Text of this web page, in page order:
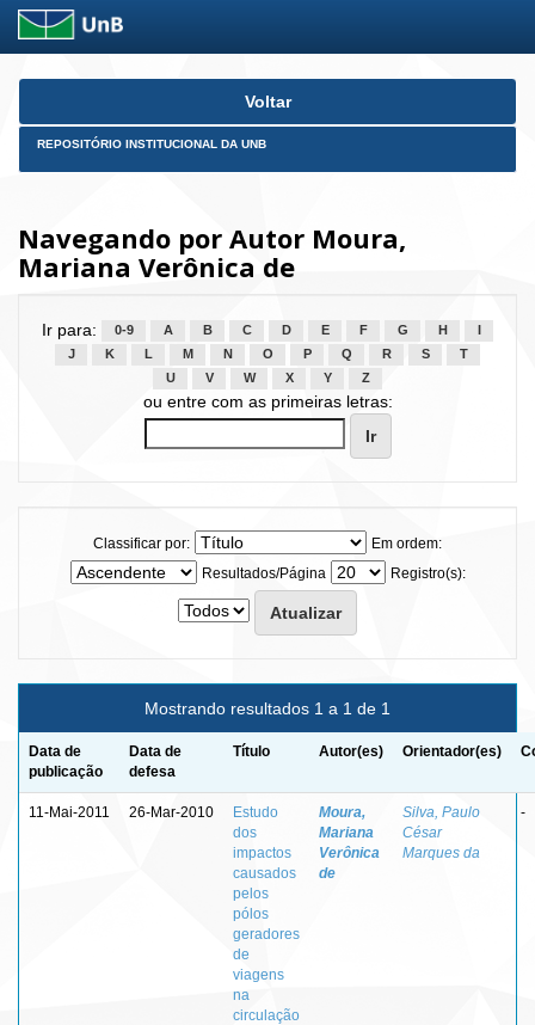
Skip
Voltar
REPOSITÓRIO INSTITUCIONAL DA UNB
Navegando por Autor Moura,
Mariana Verônica de
Ir para: 0-9 A B C D E F G H
J
K L M N O P Q R S
T
U
V W X Y Z
ou entre com as primeiras letras:
Classificar por:
Em ordem:
Resultados/Página
Registro(s):
Mostrando resultados 1 a 1 de 1
Data de
publicação
Data de
defesa
Título Autor(es) Orientador(es)
11-Mai-2011 26-Mar-2010
Estudo
dos
impactos
causados
pelos
pólos
geradores
de
viagens
na
circulação
Moura,
Mariana
Verônica
de
Silva, Paulo
César
Marques da
-